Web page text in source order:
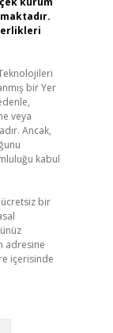
bir Yer
veya
Ancak,
kabul
bir
adresine
içerisinde